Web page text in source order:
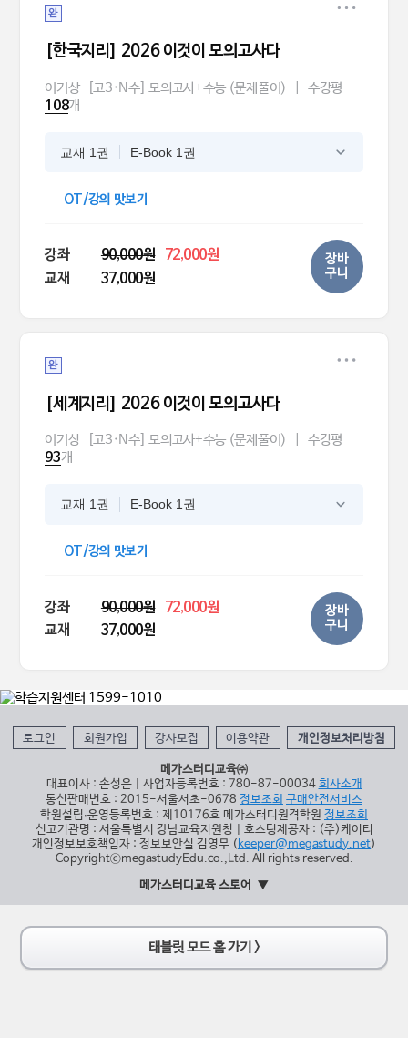
완
[한국지리] 2026 이것이 모의고사다
이기상 [고3·N수] 모의고사+수능 (문제풀이) 수강평
108개
교재 1권 E-Book 1권
OT/강의 맛보기
강좌 90,000원
72,000원
교재
37,000원
장바
구니
완
[세계지리] 2026 이것이 모의고사다
이기상 [고3·N수] 모의고사+수능 (문제풀이) 수강평
93개
교재 1권 E-Book 1권
OT/강의 맛보기
강좌 90,000원
72,000원
교재
37,000원
장바
구니
로그인 회원가입 강사모집 이용약관 개인정보처리방침
메가스터디교육㈜
대표이사 : 손성은 | 사업자등록번호 : 780-87-00034 회사소개
통신판매번호 : 2015-서울서초-0678 정보조회 구매안전서비스
학원설립∙운영등록번호 : 제10176호 메가스터디원격학원 정보조회
신고기관명 : 서울특별시 강남교육지원청 | 호스팅제공자 : (주)케이티
개인정보보호책임자 : 정보보안실 김영무 ( keeper@megastudy.net)
CopyrightⓒmegastudyEdu.co.,Ltd. All rights reserved.
메가스터디교육 스토어
태블릿 모드 홈 가기 >